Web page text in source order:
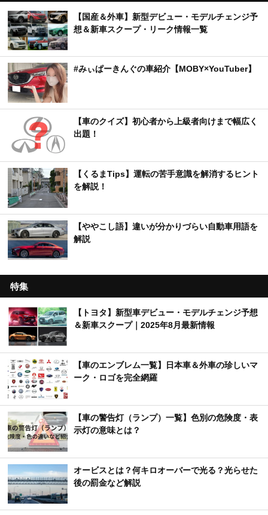
【国産＆外車】新型デビュー・モデルチェンジ予
想＆新車スクープ・リーク情報一覧
#みぃぱーきんぐの車紹介【MOBY×YouTuber】
【車のクイズ】初心者から上級者向けまで幅広く
出題！
【くるまTips】運転の苦手意識を解消するヒント
を解説！
【ややこし語】違いが分かりづらい自動車用語を
解説
特集
【トヨタ】新型車デビュー・モデルチェンジ予想
＆新車スクープ｜2025年8月最新情報
【車のエンブレム一覧】日本車＆外車の珍しいマ
ーク・ロゴを完全網羅
【車の警告灯（ランプ）一覧】色別の危険度・表
示灯の意味とは？
オービスとは？何キロオーバーで光る？光らせた
後の罰金など解説